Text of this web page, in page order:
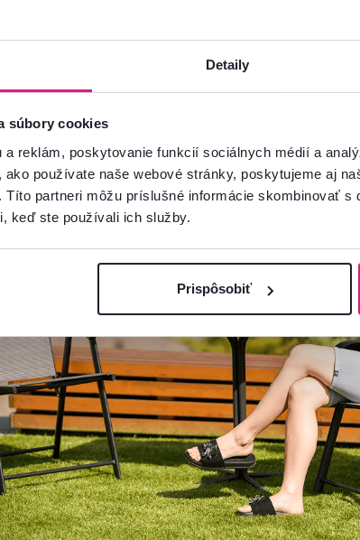
Detaily
súbory cookies
a reklám, poskytovanie funkcií sociálnych médií a
používate naše webové stránky, poskytujeme aj
Títo partneri môžu príslušné informácie skombinovať
keď ste používali ich služby.
Prispôsobiť
a relaxovať, tak toto je snom každého z nás. Posaďte
tvár slnku a zabudnite na každodenné starosti.
sivá. Vyniká